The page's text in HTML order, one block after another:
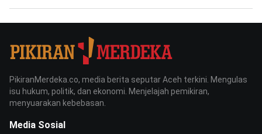
PikiranMerdeka.co, media berita seputar Aceh terkini. Mengulas
isu hukum, politik, dan ekonomi. Menjelajah pemikiran,
menyuarakan kebebasan.
Media Sosial